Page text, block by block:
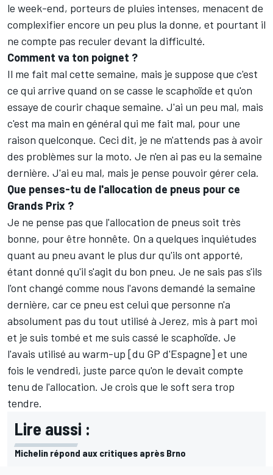
le week-end, porteurs de pluies intenses, menacent de
complexifier encore un peu plus la donne, et pourtant il
ne compte pas reculer devant la difficulté.
Comment va ton poignet ?
Il me fait mal cette semaine, mais je suppose que c'est
ce qui arrive quand on se casse le scaphoïde et qu'on
essaye de courir chaque semaine. J'ai un peu mal, mais
c'est ma main en général qui me fait mal, pour une
raison quelconque. Ceci dit, je ne m'attends pas à avoir
des problèmes sur la moto. Je n'en ai pas eu la semaine
dernière. J'ai eu mal, mais je pense pouvoir gérer cela.
Que penses-tu de l'allocation de pneus pour ce
Grands Prix ?
Je ne pense pas que l'allocation de pneus soit très
bonne, pour être honnête. On a quelques inquiétudes
quant au pneu avant le plus dur qu'ils ont apporté,
étant donné qu'il s'agit du bon pneu. Je ne sais pas s'ils
l'ont changé comme nous l'avons demandé la semaine
dernière, car ce pneu est celui que personne n'a
absolument pas du tout utilisé à Jerez, mis à part moi
et je suis tombé et me suis cassé le scaphoïde. Je
l'avais utilisé au warm-up [du GP d'Espagne] et une
fois le vendredi, juste parce qu'on le devait compte
tenu de l'allocation. Je crois que le soft sera trop
tendre.
Lire aussi :
Michelin répond aux critiques après Brno